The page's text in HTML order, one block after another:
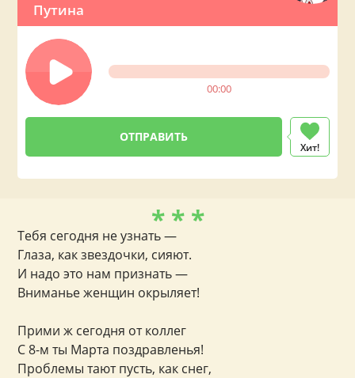
Путина
00:00
Хит!
* * *
Тебя сегодня не узнать —
Глаза, как звездочки, сияют.
И надо это нам признать —
Вниманье женщин окрыляет!
Прими ж сегодня от коллег
С 8-м ты Марта поздравленья!
Проблемы тают пусть, как снег,